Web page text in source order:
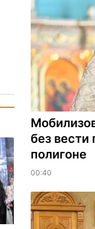
без вести
полигоне
00:40